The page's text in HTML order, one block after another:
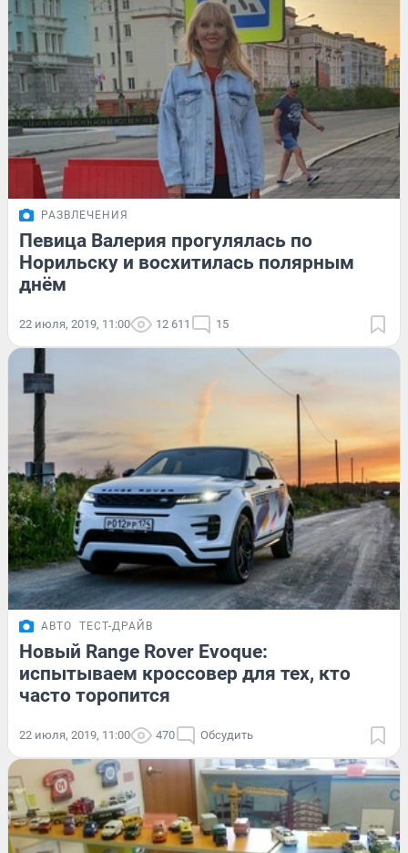
РАЗВЛЕЧЕНИЯ
Певица Валерия прогулялась по
Норильску и восхитилась полярным
днём
22 июля, 2019, 11:00 12 611 15
АВТО ТЕСТ-ДРАЙВ
Новый Range Rover Evoque:
испытываем кроссовер для тех, кто
часто торопится
22 июля, 2019, 11:00 470 Обсудить